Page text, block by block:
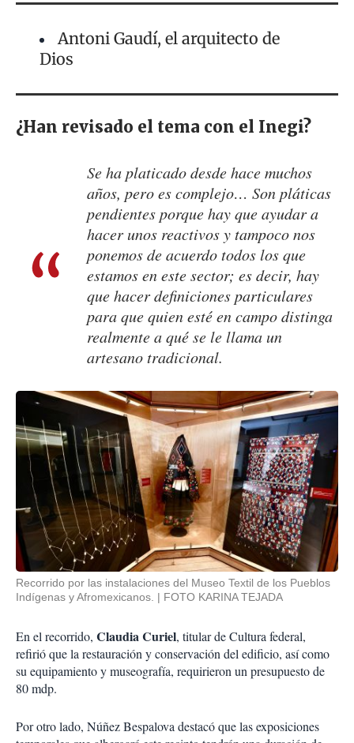
Antoni Gaudí, el arquitecto de
Dios
¿Han revisado el tema con el Inegi?
Se ha platicado desde hace muchos
años, pero es complejo… Son pláticas
pendientes porque hay que ayudar a
hacer unos reactivos y tampoco nos
ponemos de acuerdo todos los que
estamos en este sector; es decir, hay
que hacer definiciones particulares
para que quien esté en campo distinga
realmente a qué se le llama un
artesano tradicional.
Recorrido por las instalaciones del Museo Textil de los Pueblos
Indígenas y Afromexicanos.
FOTO KARINA TEJADA
En el recorrido, Claudia Curiel, titular de Cultura federal,
refirió que la restauración y conservación del edificio, así como
su equipamiento y museografía, requirieron un presupuesto de
80 mdp.
Por otro lado, Núñez Bespalova destacó que las exposiciones